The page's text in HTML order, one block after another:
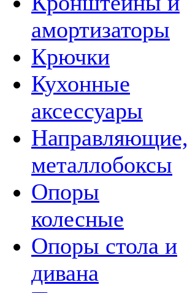
амортизаторы
Крючки
Кухонные
аксессуары
Направляющие,
металлобоксы
Опоры
колесные
Опоры стола и
дивана